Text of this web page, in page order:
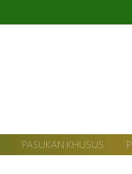
PASUKAN KHUSUS